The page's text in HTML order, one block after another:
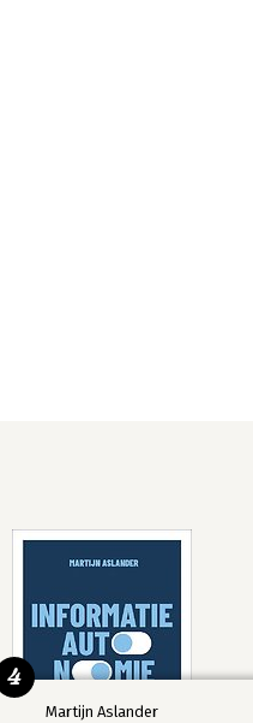
Martijn Aslander
4